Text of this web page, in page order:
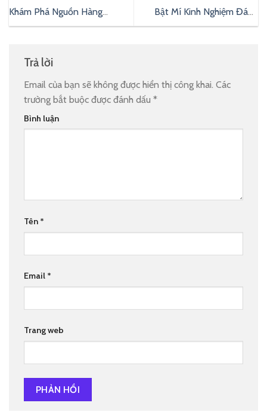
Khám Phá Nguồn Hàng
Camera Trung Quốc Chất
Bật Mí Kinh Nghiệm Đánh
Hàng Quảng Châu Chất Lượng
Trả lời
Email của bạn sẽ không được hiển thị công khai. Các
trường bắt buộc được đánh dấu *
Bình luận
Tên *
Email *
Trang web